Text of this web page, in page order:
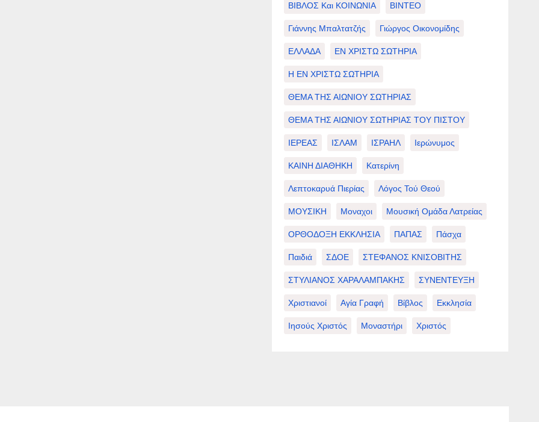
ΒΙΒΛΟΣ Και ΚΟΙΝΩΝΙΑ ΒΙΝΤΕΟ
Γιάννης Μπαλτατζής Γιώργος Οικονομίδης
ΕΛΛΑΔΑ ΕΝ ΧΡΙΣΤΩ ΣΩΤΗΡΙΑ
Η ΕΝ ΧΡΙΣΤΩ ΣΩΤΗΡΙΑ
ΘΕΜΑ ΤΗΣ ΑΙΩΝΙΟΥ ΣΩΤΗΡΙΑΣ
ΘΕΜΑ ΤΗΣ ΑΙΩΝΙΟΥ ΣΩΤΗΡΙΑΣ ΤΟΥ ΠΙΣΤΟΥ
ΙΕΡΕΑΣ ΙΣΛΑΜ ΙΣΡΑΗΛ Ιερώνυμος
ΚΑΙΝΗ ΔΙΑΘΗΚΗ Κατερίνη
Λεπτοκαρυά Πιερίας Λόγος Τού Θεού
ΜΟΥΣΙΚΗ Μοναχοι Μουσική Ομάδα Λατρείας
ΟΡΘΟΔΟΞΗ ΕΚΚΛΗΣΙΑ ΠΑΠΑΣ Πάσχα
Παιδιά ΣΔΟΕ ΣΤΕΦΑΝΟΣ ΚΝΙΣΟΒΙΤΗΣ
ΣΤΥΛΙΑΝΟΣ ΧΑΡΑΛΑΜΠΑΚΗΣ ΣΥΝΕΝΤΕΥΞΗ
Χριστιανοί Αγία Γραφή Βίβλος Εκκλησία
Ιησούς Χριστός Μοναστήρι Χριστός